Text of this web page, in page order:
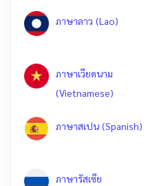
ภาษาลาว (Lao)
ภาษาเวียดนาม
(Vietnamese)
ภาษาสเปน (Spanish)
ภาษารัสเซีย